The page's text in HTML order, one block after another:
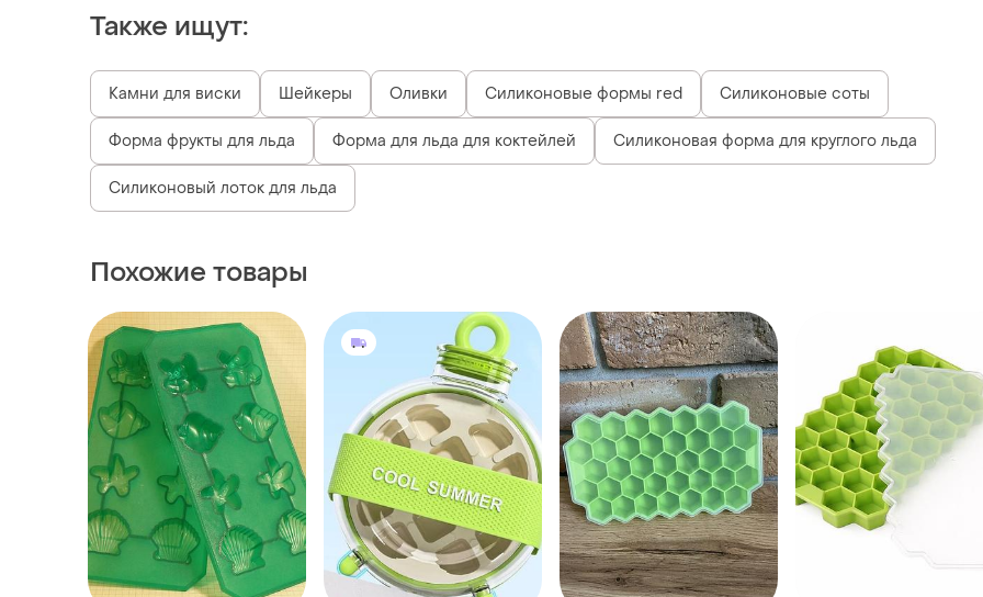
Похожие товары
90 грн 3
Форма для льда
400 грн 0
499 грн -20%
Силиконовая форма для
льда 2в1 с бутылкой и
трубочкой ice cup
(зеленая)
100 грн
Силиконовая форма для
льда
200 грн
Yiwu
Форма для льда с